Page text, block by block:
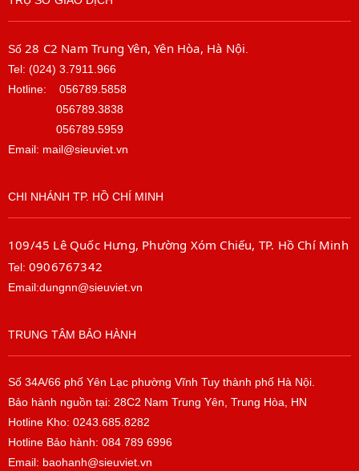
Số 28 C2 Nam Trung Yên, Yên Hòa, Hà Nội
Tel: (024) 3.7911.966
Hotline: 056789.5858
056789.3838
056789.5959
Email: mail@sieuviet.vn
CHI NHÁNH TP. HỒ CHÍ MINH
109/45 Lê Quốc Hưng, Phường Xóm Chiếu, TP. Hồ Chí Minh
Tel: 0906767342
Email:dungnn@sieuviet.vn
TRUNG TÂM BẢO HÀNH
Số 34A/66 phố Yên Lạc phường Vĩnh Tuy thành phố Hà Nội.
Bảo hành nguồn tại: 28C2 Nam Trung Yên, Trung Hòa, HN
Hotline Kho: 0243.685.8282
Hotline Bảo hành: 084 789 6996
Email: baohanh@sieuviet.vn